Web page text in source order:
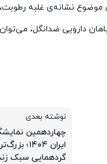
نشانه‌ی غلبه
دارویی ضدانگل،
نوشته بعدی
چهاردهمین
ایران ۱۴۰۴؛
گردهمایی سبک